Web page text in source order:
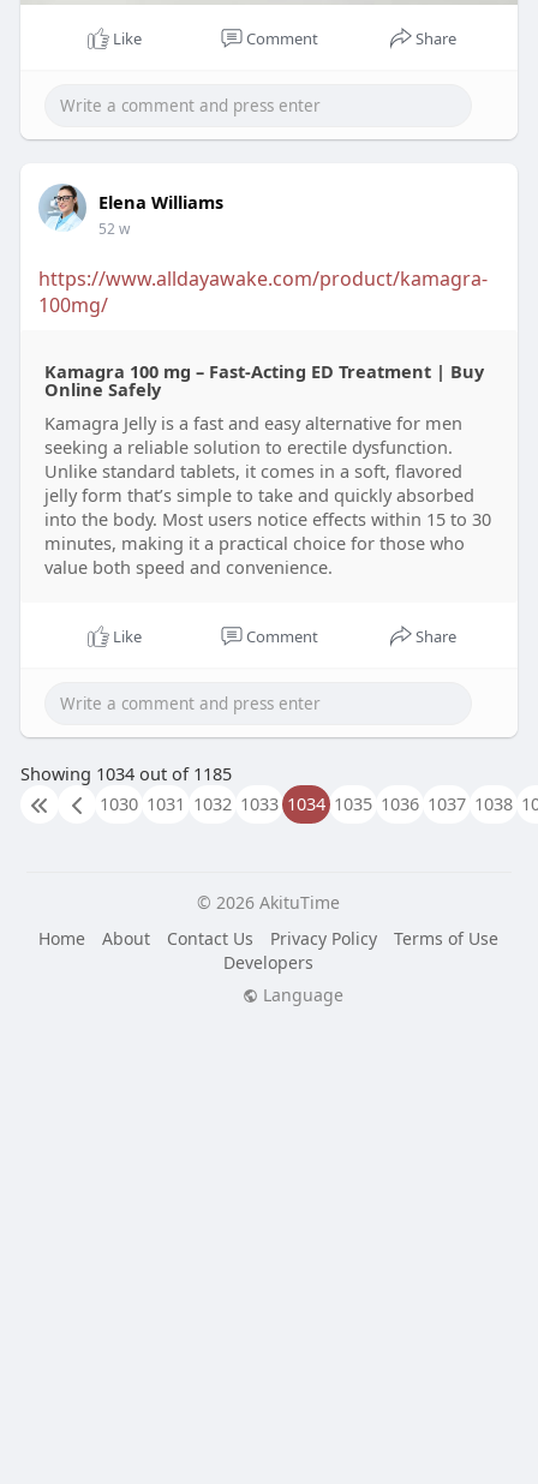
Like Comment Share
Elena Williams
52 w
https://www.alldayawake.com/product/kamagra-
100mg/
Kamagra 100 mg – Fast-Acting ED Treatment | Buy
Online Safely
Kamagra Jelly is a fast and easy alternative for men
seeking a reliable solution to erectile dysfunction.
Unlike standard tablets, it comes in a soft, flavored
jelly form that’s simple to take and quickly absorbed
into the body. Most users notice effects within 15 to 30
minutes, making it a practical choice for those who
value both speed and convenience.
Like Comment Share
Showing 1034 out of 1185
1030 1031 1032 1033 1034 1035 1036 1037 1038
© 2026 AkituTime
Home
About Contact Us Privacy Policy
Terms of Use
Developers
Language